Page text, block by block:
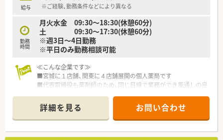
償責任保険
暇など
ご希望条件に合わせて求人をお探しします！
まずはお気軽にお問い合わせください。
給与 ※ご経験、勤務条件などにより異なる
勤務
時間
月火水金 09:30～18:30(休憩60分)
土 09:30～17:30(休憩60分)
※週3日～4日勤務
※平日のみ勤務相談可能
≪こんな企業です≫
■宮城に１店舗、関東に４店舗展開の個人薬局です
■代表取締役も薬剤師のため、同じ目線で業務ができ風通しの良
■門前のドクターと二人三脚で患者様に対応する事を心掛けて
いる企業です
≪こんな薬局です≫
詳細を見る お問い合わせ